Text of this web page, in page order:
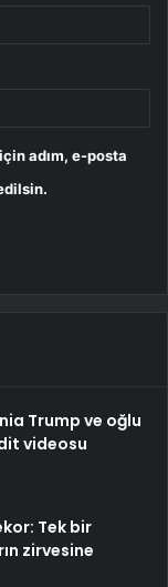
adım, e-posta
Trump ve oğlu
videosu
Tek bir
zirvesine